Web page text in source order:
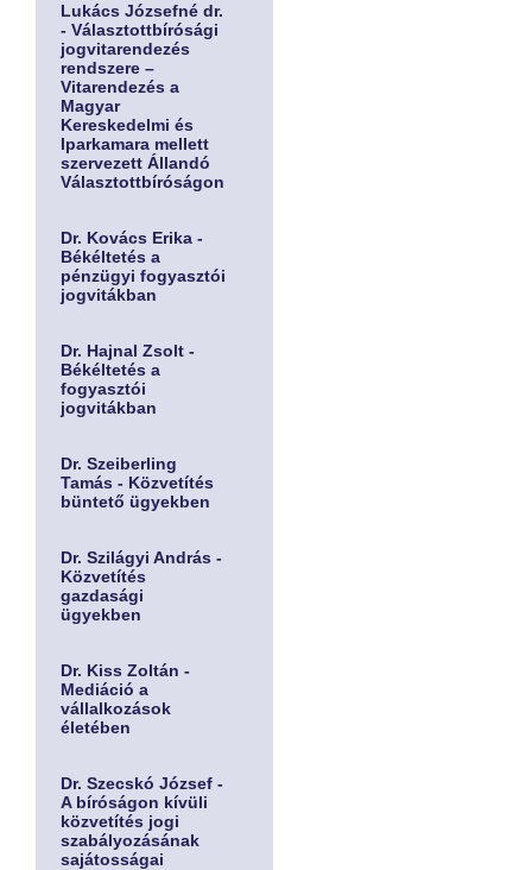
Lukács Józsefné dr.
- Választottbírósági
jogvitarendezés
rendszere –
Vitarendezés a
Magyar
Kereskedelmi és
Iparkamara mellett
szervezett Állandó
Választottbíróságon
Dr. Kovács Erika -
Békéltetés a
pénzügyi fogyasztói
jogvitákban
Dr. Hajnal Zsolt -
Békéltetés a
fogyasztói
jogvitákban
Dr. Szeiberling
Tamás - Közvetítés
büntető ügyekben
Dr. Szilágyi András -
Közvetítés
gazdasági
ügyekben
Dr. Kiss Zoltán -
Mediáció a
vállalkozások
életében
Dr. Szecskó József -
A bíróságon kívüli
közvetítés jogi
szabályozásának
sajátosságai